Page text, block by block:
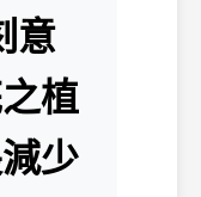
意
植
少